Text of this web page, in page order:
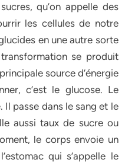
qu’on appelle des
les cellules de notre
en une autre sorte
se produit
source d’énergie
c’est le glucose. Le
passe dans le sang et le
aussi taux de sucre ou
le corps envoie un
qui s’appelle le